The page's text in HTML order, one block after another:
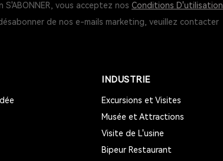
vous acceptez nos Conditions D'utilisation
de nos e-mails marketing, veuillez contacter
INDUSTRIE
Excursions et Visites
Musée et Attractions
Visite de L'usine
Bipeur Restaurant